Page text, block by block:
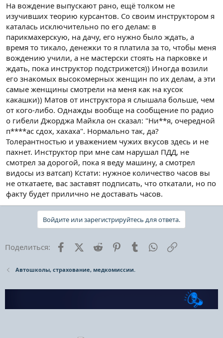
На вождение выпускают рано, ещё толком не
изучивших теорию курсантов. Со своим инструктором я
каталась исключительно по его делам: в
парикмахерскую, на дачу, его нужно было ждать, а
время то тикало, денежки то я платила за то, чтобы меня
вождению учили, а не мастерски стоять на парковке и
ждать, пока инструктор подстрижется)) Иногда возили
его знакомых высокомерных женщин по их делам, а эти
самые женщины смотрели на меня как на кусок
какашки)) Матов от инструктора я слышала больше, чем
от кого-либо. Однажды вообще на сообщение по радио
о гибели Джорджа Майкла он сказал: "Ни**я, очередной
п****ас сдох, хахаха". Нормально так, да?
Толерантностью и уважением чужих вкусов здесь и не
пахнет. Инструктор при мне сам нарушал ПДД, не
смотрел за дорогой, пока я веду машину, а смотрел
видосы из ватсап) Кстати: нужное количество часов вы
не откатаете, вас заставят подписать, что откатали, но по
факту будет прилично не доставать часов.
Войдите или зарегистрируйтесь для ответа.
Поделиться: FacebookX (Twitter)
Reddit PinterestTumblr WhatsApp
Автошколы, страхование, медкомиссии.